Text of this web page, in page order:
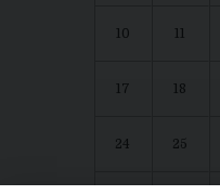
10
17 18
24 25